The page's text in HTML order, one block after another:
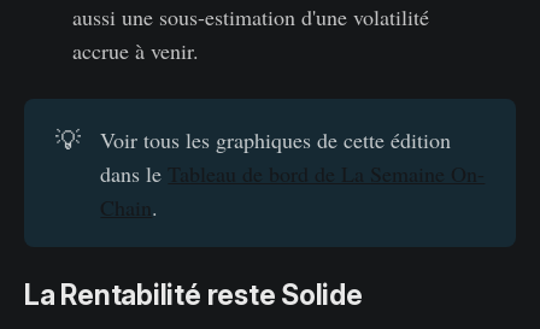
aussi une sous-estimation d'une volatilité
accrue à venir.
💡
Voir tous les graphiques de cette édition
dans le Tableau de bord de La Semaine On-
Chain.
La Rentabilité reste Solide